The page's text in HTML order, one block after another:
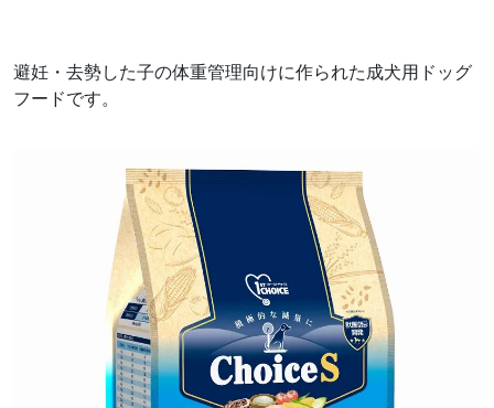
避妊・去勢した子の体重管理向けに作られた成犬用ドッグ
フードです。